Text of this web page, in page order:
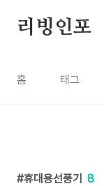
리빙인포
홈 태그
휴대용선풍기 8